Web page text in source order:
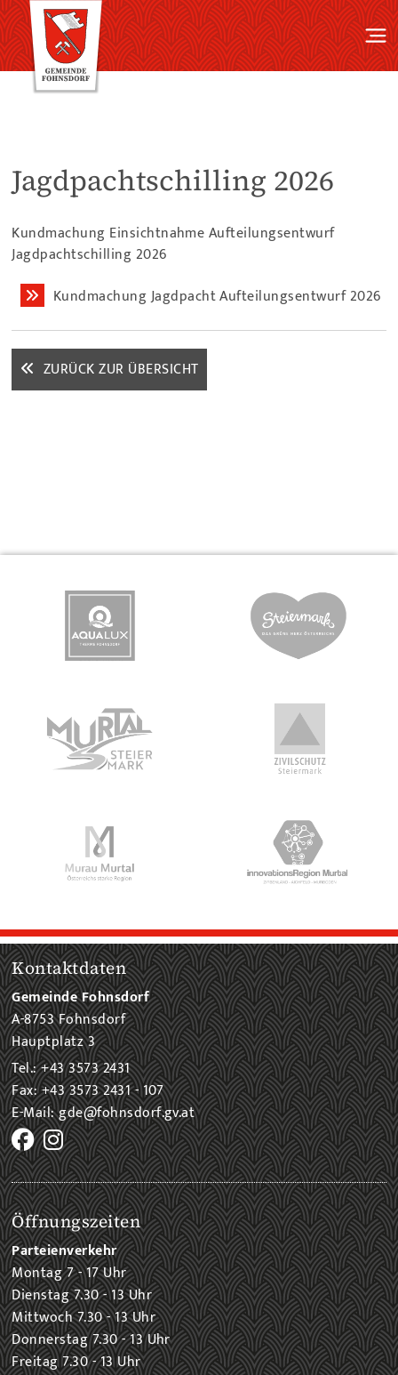
Jagdpachtschilling 2026
Kundmachung Einsichtnahme Aufteilungsentwurf
Jagdpachtschilling 2026
Kundmachung Jagdpacht Aufteilungsentwurf 2026
ZURÜCK ZUR ÜBERSICHT
Kontaktdaten
Gemeinde Fohnsdorf
A-8753 Fohnsdorf
Hauptplatz 3
Tel.: +43 3573 2431
Fax: +43 3573 2431 - 107
E-Mail: gde@fohnsdorf.gv.at
Öffnungszeiten
Parteienverkehr
Montag 7 - 17 Uhr
Dienstag 7.30 - 13 Uhr
Mittwoch 7.30 - 13 Uhr
Donnerstag 7.30 - 13 Uhr
Freitag 7.30 - 13 Uhr